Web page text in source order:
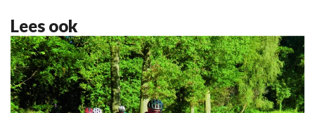
Lees ook